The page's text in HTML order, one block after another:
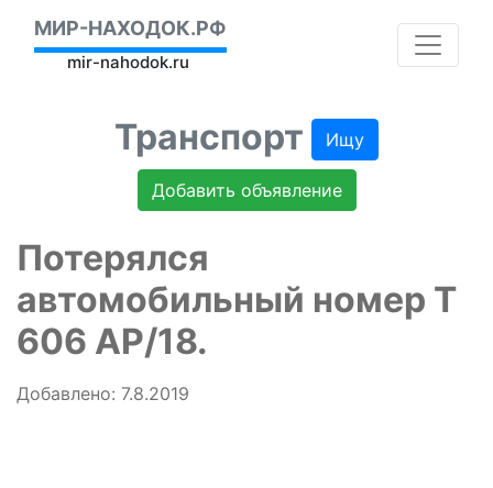
МИР-НАХОДОК.РФ
mir-nahodok.ru
Транспорт Ищу
Добавить объявление
Потерялся
автомобильный номер Т
606 АР/18.
Добавлено: 7.8.2019